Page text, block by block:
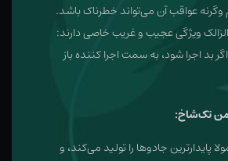
عواقب آن می‌تواند خطرناک باشد.
ویژگی عجیب و غریب خاصی دارند:
بد اجرا شود، به سمت اجرا کننده باز
تک‌شاخ:
پایدارترین جادوها را تولید می‌کند، و